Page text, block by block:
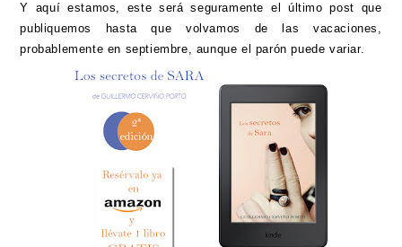
Y aquí estamos, este será seguramente el último post que
publiquemos hasta que volvamos de las vacaciones,
probablemente en septiembre, aunque el parón puede variar.